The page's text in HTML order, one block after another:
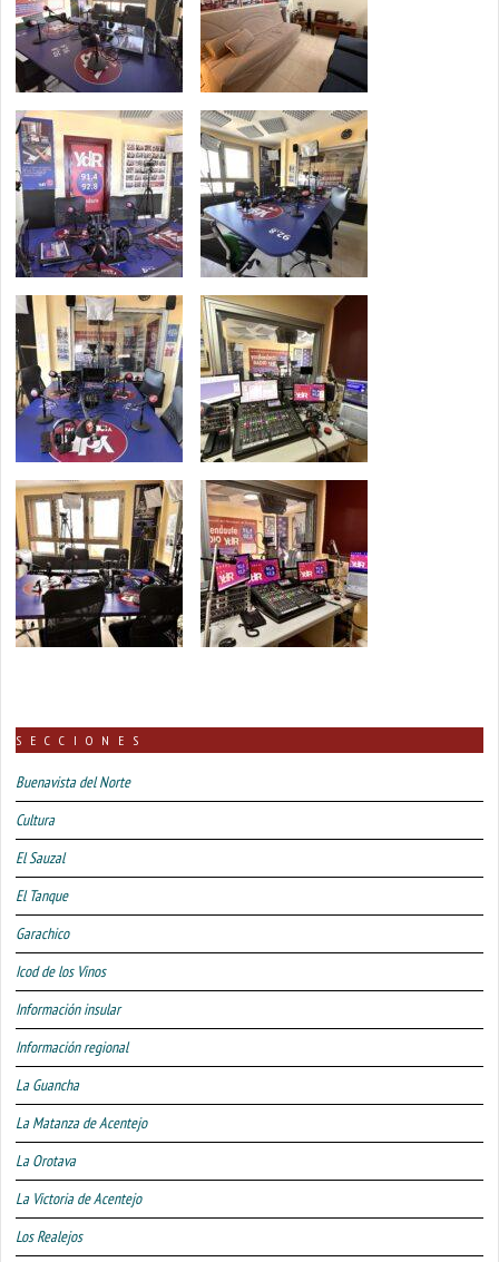
SECCIONES
Buenavista del Norte
Cultura
El Sauzal
El Tanque
Garachico
Icod de los Vinos
Información insular
Información regional
La Guancha
La Matanza de Acentejo
La Orotava
La Victoria de Acentejo
Los Realejos